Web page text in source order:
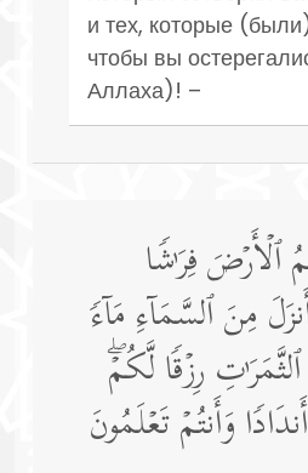
и тех, которые
чтобы вы
Аллаха)! –
فِرَ ٰ⁠شࣰا
مِنَ ٱلسَّمَاۤءِ مَاۤءࣰ
ٰ⁠تِ رِزۡقࣰا لَّكُمۡۖ
وَأَنتُمۡ تَعۡلَمُونَ